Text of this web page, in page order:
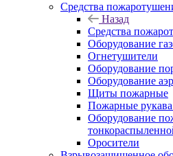
Средства
Назад
Средства
Оборудование
Огнетушители
Оборудование
Оборудование
Щиты пожарные
Пожарные
Оборудование
Оросители